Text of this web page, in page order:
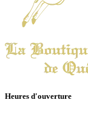
Heures d'ouverture